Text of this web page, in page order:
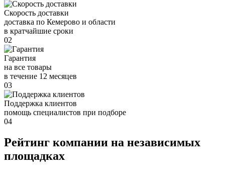
Скорость доставки
доставка по Кемерово и области
в кратчайшие сроки
02
Гарантия
на все товары
в течение 12 месяцев
03
Поддержка клиентов
помощь специалистов при подборе
04
Рейтинг компании на независимых
площадках